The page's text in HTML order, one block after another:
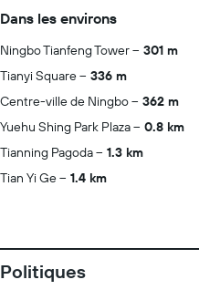
Dans les environs
Ningbo Tianfeng Tower
301 m
Tianyi Square
336 m
Centre-ville de Ningbo
362 m
Yuehu Shing Park Plaza
0.8 km
Tianning Pagoda
1.3 km
Tian Yi Ge
1.4 km
Politiques